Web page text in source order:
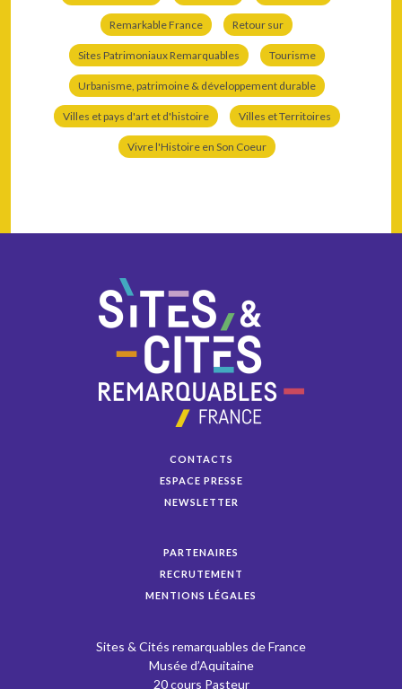
Remarkable France Retour sur
Sites Patrimoniaux Remarquables Tourisme
Urbanisme, patrimoine & développement durable
Villes et pays d'art et d'histoire Villes et Territoires
Vivre l'Histoire en Son Coeur
CONTACTS
ESPACE PRESSE
NEWSLETTER
PARTENAIRES
RECRUTEMENT
MENTIONS LÉGALES
Sites & Cités remarquables de France
Musée d’Aquitaine
20 cours Pasteur